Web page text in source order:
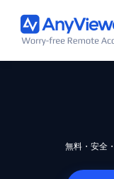
無料・安全